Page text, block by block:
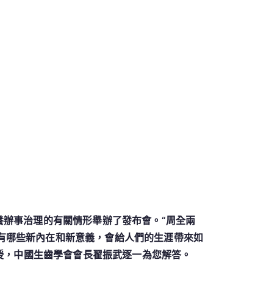
事治理的有關情形舉辦了發布會。“周全兩
哪些新內在和新意義，會給人們的生涯帶來如
中國生齒學會會長翟振武逐一為您解答。